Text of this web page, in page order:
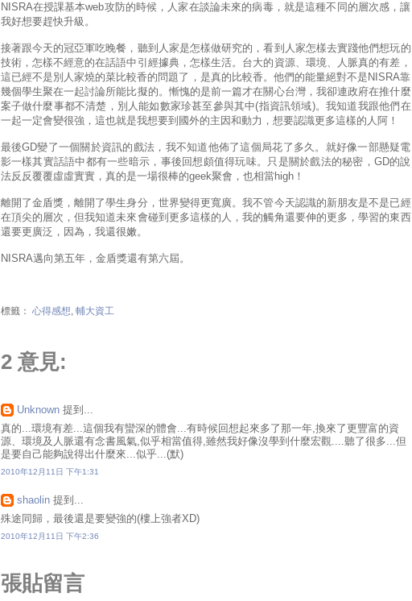
NISRA在授課基本web攻防的時候，人家在談論未來的病毒，就是這種不同的層次感，讓
我好想要趕快升級。
接著跟今天的冠亞軍吃晚餐，聽到人家是怎樣做研究的，看到人家怎樣去實踐他們想玩的
技術，怎樣不經意的在話語中引經據典，怎樣生活。台大的資源、環境、人脈真的有差，
這已經不是別人家燒的菜比較香的問題了，是真的比較香。他們的能量絕對不是NISRA靠
幾個學生聚在一起討論所能比擬的。慚愧的是前一篇才在關心台灣，我卻連政府在推什麼
案子做什麼事都不清楚，別人能如數家珍甚至參與其中(指資訊領域)。我知道我跟他們在
一起一定會變很強，這也就是我想要到國外的主因和動力，想要認識更多這樣的人阿！
最後GD變了一個關於資訊的戲法，我不知道他佈了這個局花了多久。就好像一部懸疑電
影一樣其實話語中都有一些暗示，事後回想頗值得玩味。只是關於戲法的秘密，GD的說
法反反覆覆虛虛實實，真的是一場很棒的geek聚會，也相當high！
離開了金盾獎，離開了學生身分，世界變得更寬廣。我不管今天認識的新朋友是不是已經
在頂尖的層次，但我知道未來會碰到更多這樣的人，我的觸角還要伸的更多，學習的東西
還要更廣泛，因為，我還很嫩。
NISRA邁向第五年，金盾獎還有第六屆。
標籤： 心得感想 輔大資工
2 意見:
Unknown提到...
真的...環境有差...這個我有蠻深的體會...有時候回想起來多了那一年,換來了更豐富的資
源、環境及人脈還有念書風氣,似乎相當值得,雖然我好像沒學到什麼宏觀....聽了很多...但
是要自己能夠說得出什麼來...似乎...(默)
2010年12月11日 下午1:31
shaolin提到...
殊途同歸，最後還是要變強的(樓上強者XD)
2010年12月11日 下午2:36
張貼留言